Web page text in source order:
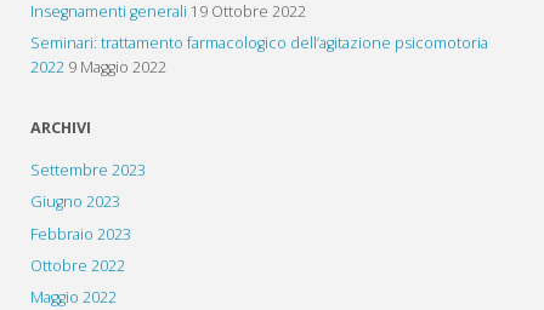
Insegnamenti generali 19 Ottobre 2022
Seminari: trattamento farmacologico dell’agitazione psicomotoria
2022 9 Maggio 2022
ARCHIVI
Settembre 2023
Giugno 2023
Febbraio 2023
Ottobre 2022
Maggio 2022